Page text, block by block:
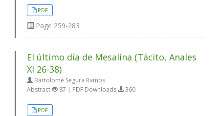
PDF
Page 259-283
El último día de Mesalina (Tácito, Anales
XI 26-38)
Bartolomé Segura Ramos
Abstract
87 | PDF Downloads 360
PDF